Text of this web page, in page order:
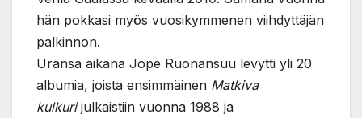
hän pokkasi myös vuosikymmenen viihdyttäjän
palkinnon.
Uransa aikana Jope Ruonansuu levytti yli 20
albumia, joista ensimmäinen Matkiva
kulkurijulkaistiin vuonna 1988 ja